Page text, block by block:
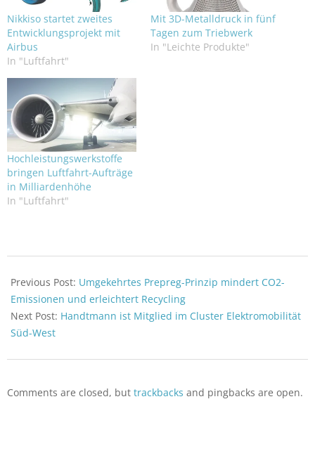
Nikkiso startet zweites
Entwicklungsprojekt mit
Airbus
In "Luftfahrt"
Mit 3D-Metalldruck in fünf
Tagen zum Triebwerk
In "Leichte Produkte"
Hochleistungswerkstoffe
bringen Luftfahrt-Aufträge
in Milliardenhöhe
In "Luftfahrt"
03-
16
Previous Post: Umgekehrtes Prepreg-Prinzip mindert CO2-
Emissionen und erleichtert Recycling
Next Post: Handtmann ist Mitglied im Cluster Elektromobilität
Süd-West
Comments are closed, but trackbacks and pingbacks are open.